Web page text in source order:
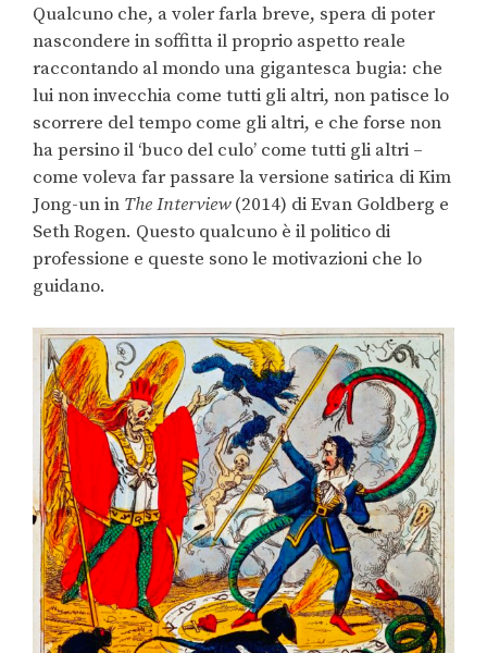
Qualcuno che, a voler farla breve, spera di poter
nascondere in soffitta il proprio aspetto reale
raccontando al mondo una gigantesca bugia: che
lui non invecchia come tutti gli altri, non patisce lo
scorrere del tempo come gli altri, e che forse non
ha persino il ‘buco del culo’ come tutti gli altri –
come voleva far passare la versione satirica di Kim
Jong-un in The Interview(2014) di Evan Goldberg e
Seth Rogen. Questo qualcuno è il politico di
professione e queste sono le motivazioni che lo
guidano.